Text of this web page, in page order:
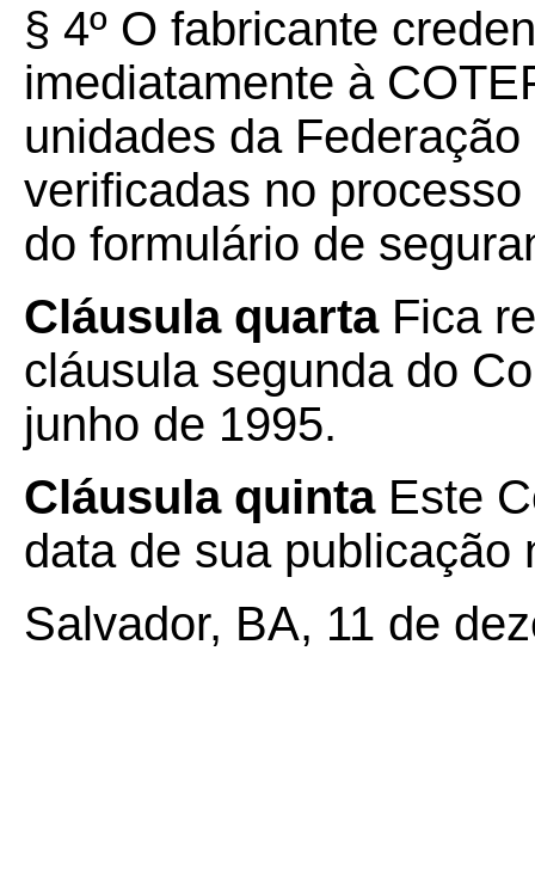
§ 4º O fabricante
imediatamente à
unidades da
verificadas no
do formulário de
Cláusula quarta Fica
cláusula segunda do
junho de 1995.
Cláusula quinta Este
data de sua publicação
Salvador, BA, 11 de